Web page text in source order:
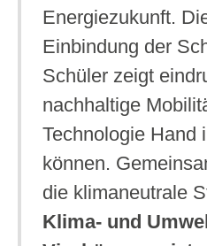
Energiezukunft.
Einbindung der
Schüler zeigt
nachhaltige
Technologie Hand
können.
die klimaneutrale
Klima- und